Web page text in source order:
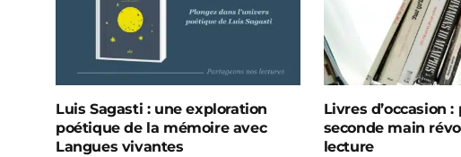
Luis Sagasti : une exploration
poétique de la mémoire avec
Langues vivantes
Livres d’occasion
seconde main
lecture